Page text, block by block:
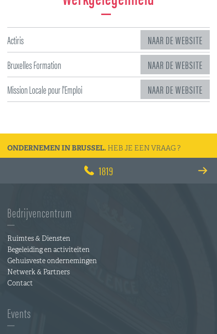
Actiris
NAAR DE WEBSITE
Bruxelles Formation
NAAR DE WEBSITE
Mission Locale pour l'Emploi
NAAR DE WEBSITE
ONDERNEMEN IN BRUSSEL. HEB JE EEN VRAAG ?
1819
Bedrijvencentrum
Ruimtes & Diensten
Begeleiding en activiteiten
Gehuisveste ondernemingen
Netwerk & Partners
Contact
Events